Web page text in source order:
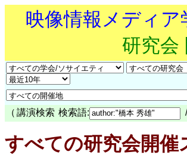
映像情報メディ
研究会
（ 講演検索 検索語:
すべての研究会開催